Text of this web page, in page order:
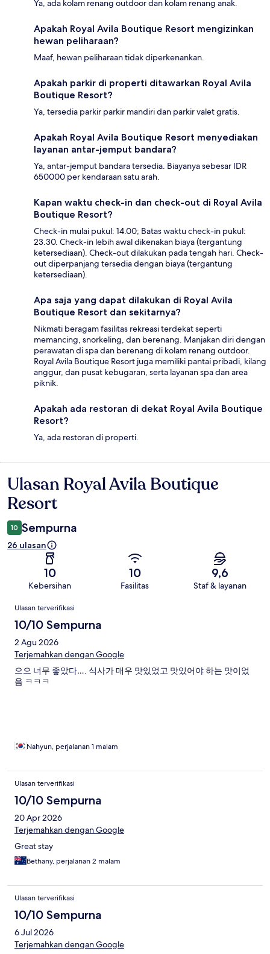
Ya, ada kolam renang outdoor dan kolam renang anak.
Apakah Royal Avila Boutique Resort mengizinkan
hewan peliharaan?
Maaf, hewan peliharaan tidak diperkenankan.
Apakah parkir di properti ditawarkan Royal Avila
Boutique Resort?
Ya, tersedia parkir parkir mandiri dan parkir valet gratis.
Apakah Royal Avila Boutique Resort menyediakan
layanan antar-jemput bandara?
Ya, antar-jemput bandara tersedia. Biayanya sebesar IDR
650000 per kendaraan satu arah.
Kapan waktu check-in dan check-out di Royal Avila
Boutique Resort?
Check-in mulai pukul: 14.00; Batas waktu check-in pukul:
23.30. Check-in lebih awal dikenakan biaya (tergantung
ketersediaan). Check-out dilakukan pada tengah hari. Check-
out diperpanjang tersedia dengan biaya (tergantung
ketersediaan).
Apa saja yang dapat dilakukan di Royal Avila
Boutique Resort dan sekitarnya?
Nikmati beragam fasilitas rekreasi terdekat seperti
memancing, snorkeling, dan berenang. Manjakan diri dengan
perawatan di spa dan berenang di kolam renang outdoor.
Royal Avila Boutique Resort juga memiliki pantai pribadi, kilang
anggur, dan pusat kebugaran, serta layanan spa dan area
piknik.
Apakah ada restoran di dekat Royal Avila Boutique
Resort?
Ya, ada restoran di properti.
Ulasan
Ulasan Royal Avila Boutique
Resort
10 Sempurna
26 ulasan
10
Kebersihan
10
Fasilitas
9,6
Staf & layanan
Ulasan
Ulasan terverifikasi
10/10 Sempurna
2 Agu 2026
Terjemahkan dengan Google
으으 너무 좋았다…. 식사가 매우 맛있었고 맛있어야 하는 맛이었
음 ㅋㅋㅋ
Nahyun, perjalanan 1 malam
Ulasan terverifikasi
10/10 Sempurna
20 Apr 2026
Terjemahkan dengan Google
Great stay
Bethany, perjalanan 2 malam
Ulasan terverifikasi
10/10 Sempurna
6 Jul 2026
Terjemahkan dengan Google